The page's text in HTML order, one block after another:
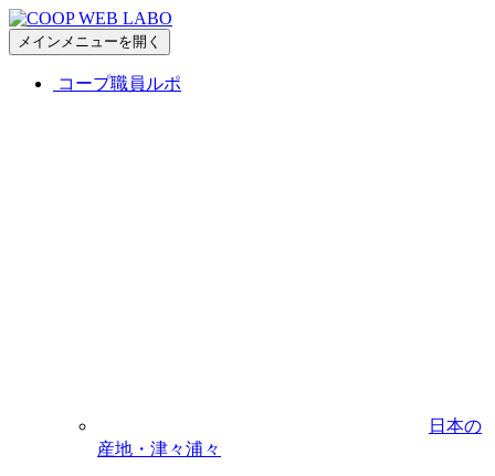
メインメニューを開く
コープ職員ルポ
日本の
産地・津々浦々